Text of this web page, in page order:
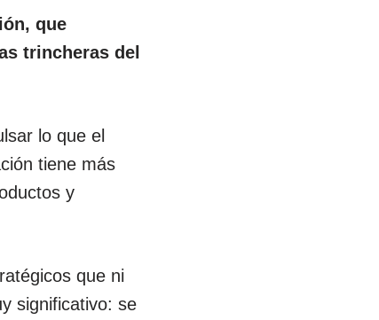
que
trincheras del
lo que el
tiene más
y
que ni
significativo: se